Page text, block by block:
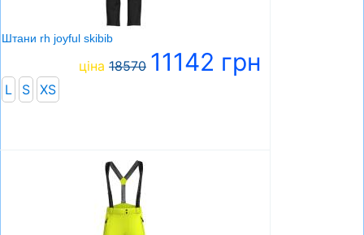
Штани rh joyful skibib
ціна 18570 11142 грн
L S XS